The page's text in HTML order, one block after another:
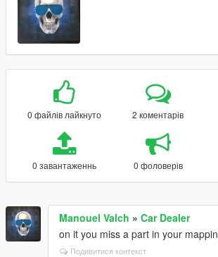
0 файлів лайкнуто 2 коментарів
0 завантаженнь 0 фоловерів
Manouel Valch » Car Dealer
on it you miss a part in your
Подивитися контекст